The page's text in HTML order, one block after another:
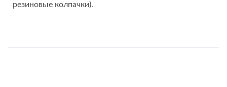
резиновые колпачки).